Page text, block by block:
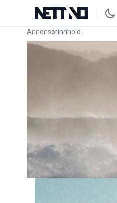
Annonsørinnhold
Link for annonse